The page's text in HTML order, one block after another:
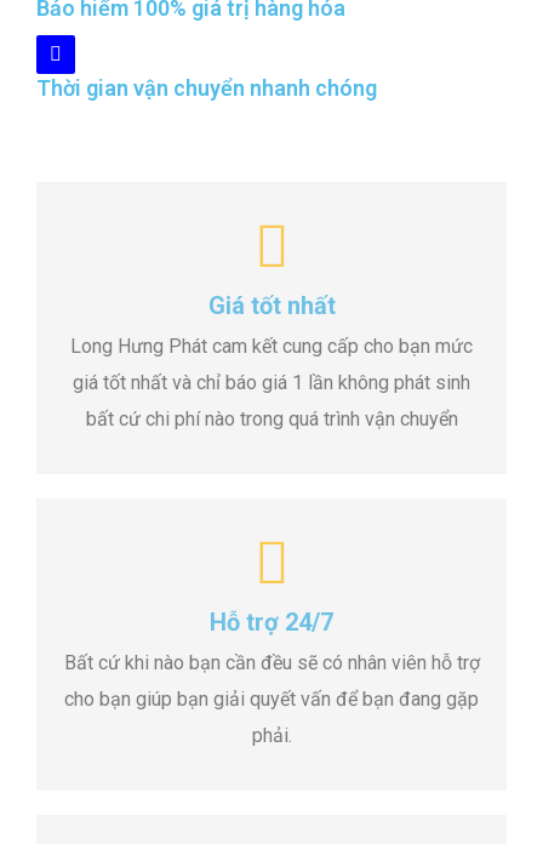
Bảo hiểm 100% giá trị hàng hóa
Thời gian vận chuyển nhanh chóng
Giá tốt nhất
Long Hưng Phát cam kết cung cấp cho bạn mức
giá tốt nhất và chỉ báo giá 1 lần không phát sinh
bất cứ chi phí nào trong quá trình vận chuyển
Hỗ trợ 24/7
Bất cứ khi nào bạn cần đều sẽ có nhân viên hỗ trợ
cho bạn giúp bạn giải quyết vấn để bạn đang gặp
phải.